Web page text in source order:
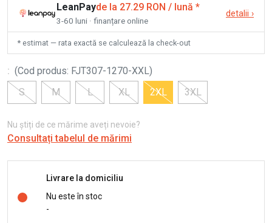
LeanPayde la 27.29 RON / lună *
3-60 luni · finanțare online
detalii ›
* estimat — rata exactă se calculează la check-out
: (Cod produs: FJT307-1270-XXL)
S
M L XL 2XL 3XL
Nu știți de ce mărime aveți nevoie?
Consultați tabelul de mărimi
Livrare la domiciliu
Nu este în stoc
-